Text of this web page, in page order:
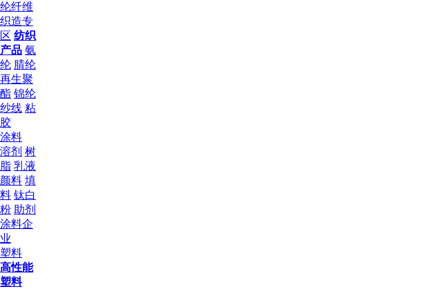
纶纤维
织造专
区 纺织
产品 氨
纶 腈纶
再生聚
酯 锦纶
纱线 粘
胶
涂料
溶剂 树
脂 乳液
颜料 填
料 钛白
粉 助剂
涂料企
业
塑料
高性能
塑料